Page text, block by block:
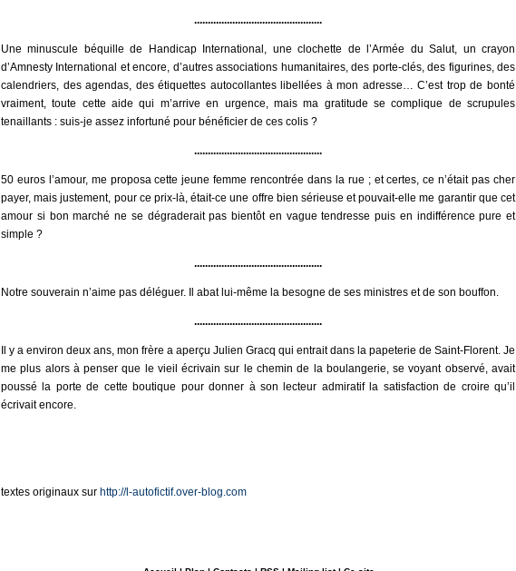
...............................................
Une minuscule béquille de Handicap International, une clochette de l’Armée du Salut, un crayon
d’Amnesty International et encore, d’autres associations humanitaires, des porte-clés, des figurines, des
calendriers, des agendas, des étiquettes autocollantes libellées à mon adresse… C’est trop de bonté
vraiment, toute cette aide qui m’arrive en urgence, mais ma gratitude se complique de scrupules
tenaillants : suis-je assez infortuné pour bénéficier de ces colis ?
...............................................
50 euros l’amour, me proposa cette jeune femme rencontrée dans la rue ; et certes, ce n’était pas cher
payer, mais justement, pour ce prix-là, était-ce une offre bien sérieuse et pouvait-elle me garantir que cet
amour si bon marché ne se dégraderait pas bientôt en vague tendresse puis en indifférence pure et
simple ?
...............................................
Notre souverain n’aime pas déléguer. Il abat lui-même la besogne de ses ministres et de son bouffon.
...............................................
Il y a environ deux ans, mon frère a aperçu Julien Gracq qui entrait dans la papeterie de Saint-Florent. Je
me plus alors à penser que le vieil écrivain sur le chemin de la boulangerie, se voyant observé, avait
poussé la porte de cette boutique pour donner à son lecteur admiratif la satisfaction de croire qu’il
écrivait encore.
textes originaux sur http://l-autofictif.over-blog.com